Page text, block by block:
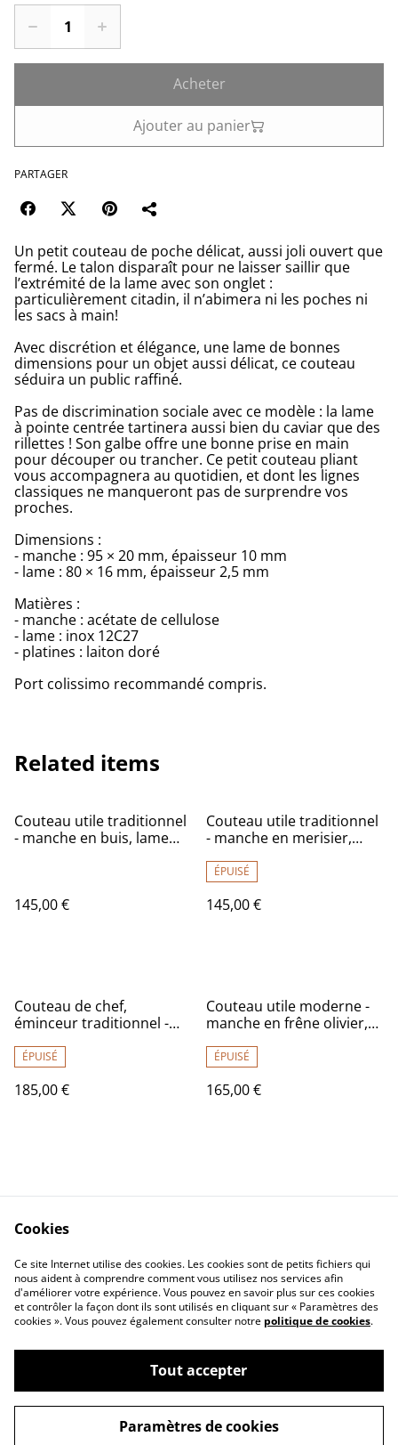
Acheter
Ajouter au panier
PARTAGER
Un petit couteau de poche délicat, aussi joli ouvert que
fermé. Le talon disparaît pour ne laisser saillir que
l’extrémité de la lame avec son onglet :
particulièrement citadin, il n’abimera ni les poches ni
les sacs à main!
Avec discrétion et élégance, une lame de bonnes
dimensions pour un objet aussi délicat, ce couteau
séduira un public raffiné.
Pas de discrimination sociale avec ce modèle : la lame
à pointe centrée tartinera aussi bien du caviar que des
rillettes ! Son galbe offre une bonne prise en main
pour découper ou trancher. Ce petit couteau pliant
vous accompagnera au quotidien, et dont les lignes
classiques ne manqueront pas de surprendre vos
proches.
Dimensions :
- manche : 95 × 20 mm, épaisseur 10 mm
- lame : 80 × 16 mm, épaisseur 2,5 mm
Matières :
- manche : acétate de cellulose
- lame : inox 12C27
- platines : laiton doré
Port colissimo recommandé compris.
Related items
Couteau utile traditionnel
- manche en buis, lame
145,00 €
Couteau utile traditionnel
- manche en merisier,
ÉPUISÉ
145,00 €
Couteau de chef,
éminceur traditionnel -
de qualité exceptionnelle,
lame inox
ÉPUISÉ
185,00 €
Couteau utile moderne -
manche en frêne olivier,
ÉPUISÉ
165,00 €
Contact Us
Legal Terms
Privacy Policy
Cookie Policy
©2026La coutellerie du taureau
powered by
Cookies
Ce site Internet utilise des cookies. Les cookies sont de petits fichiers qui
nous aident à comprendre comment vous utilisez nos services afin
d'améliorer votre expérience. Vous pouvez en savoir plus sur ces cookies
et contrôler la façon dont ils sont utilisés en cliquant sur « Paramètres des
cookies ». Vous pouvez également consulter notre politique de cookies.
Tout accepter
Paramètres de cookies